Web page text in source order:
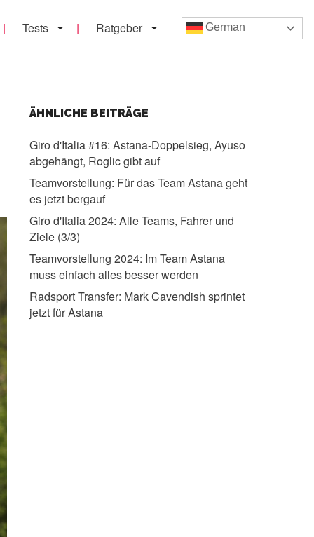
Tests Ratgeber German
ÄHNLICHE BEITRÄGE
Giro d'Italia #16: Astana-Doppelsieg, Ayuso
abgehängt, Roglic gibt auf
Teamvorstellung: Für das Team Astana geht
es jetzt bergauf
Giro d'Italia 2024: Alle Teams, Fahrer und
Ziele (3/3)
Teamvorstellung 2024: Im Team Astana
muss einfach alles besser werden
Radsport Transfer: Mark Cavendish sprintet
jetzt für Astana